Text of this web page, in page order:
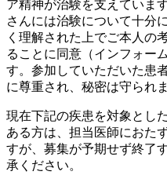
ア精神が治験を支えていま
さんには治験について十分
く理解された上でご本人の
ることに同意（インフォー
す。参加していただいた患
に尊重され、秘密は守られま
現在下記の疾患を対象とし
ある方は、担当医師におた
すが、募集が予期せず終了
承ください。